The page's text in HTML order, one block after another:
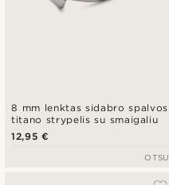
8 mm lenktas sidabro spalvos
titano strypelis su smaigaliu
12,95 €
OTSU